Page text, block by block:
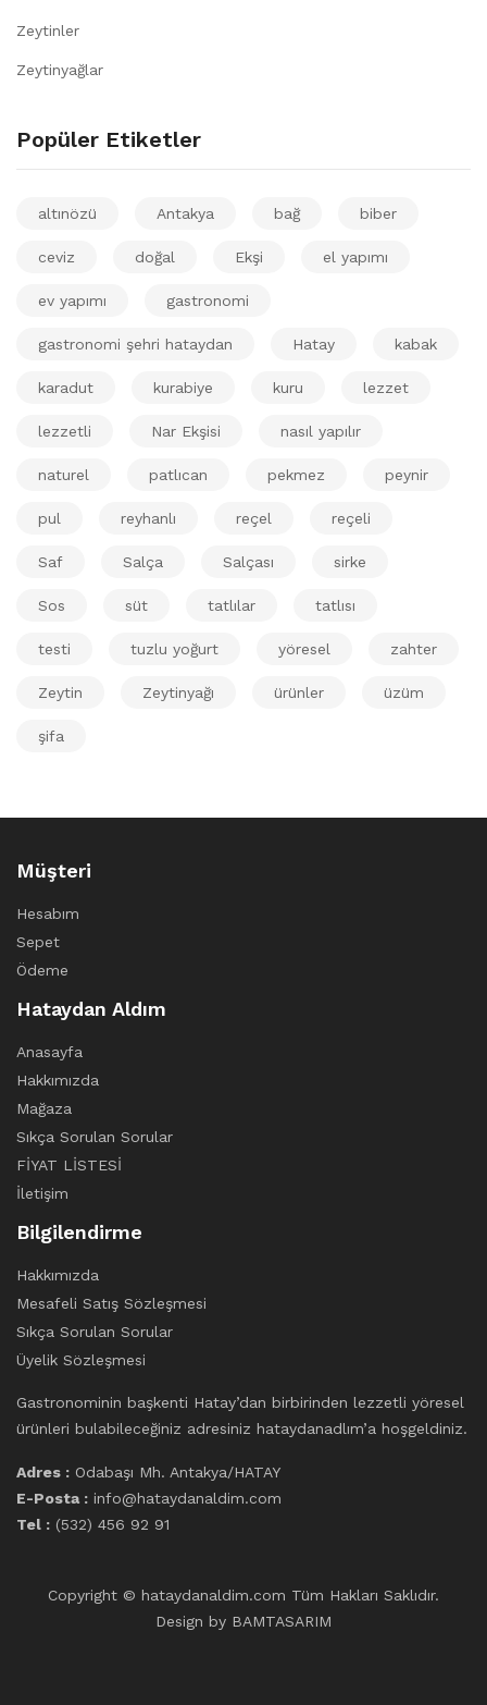
Zeytinler
Zeytinyağlar
Popüler Etiketler
altınözü Antakya bağ biber
ceviz doğal Ekşi el yapımı
ev yapımı gastronomi
gastronomi şehri hataydan Hatay kabak
karadut kurabiye kuru lezzet
lezzetli Nar Ekşisi nasıl yapılır
naturel patlıcan pekmez peynir
pul reyhanlı reçel reçeli
Saf Salça Salçası sirke
Sos süt tatlılar tatlısı
testi tuzlu yoğurt yöresel zahter
Zeytin Zeytinyağı ürünler üzüm
şifa
Müşteri
Hesabım
Sepet
Ödeme
Hataydan Aldım
Anasayfa
Hakkımızda
Mağaza
Sıkça Sorulan Sorular
FİYAT LİSTESİ
İletişim
Bilgilendirme
Hakkımızda
Mesafeli Satış Sözleşmesi
Sıkça Sorulan Sorular
Üyelik Sözleşmesi
Gastronominin başkenti Hatay’dan birbirinden lezzetli yöresel
ürünleri bulabileceğiniz adresiniz hataydanadlım’a hoşgeldiniz.
Adres : Odabaşı Mh. Antakya/HATAY
E-Posta : info@hataydanaldim.com
Tel : (532) 456 92 91
Copyright © hataydanaldim.com Tüm Hakları Saklıdır.
Design by BAMTASARIM